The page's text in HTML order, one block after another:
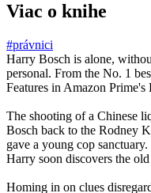
Viac o knihe
#právnici
Harry Bosch is alone,
personal. From the No. 1
Features in Amazon
The shooting of a Chinese
Bosch back to the Rodney
gave a young cop
Harry soon discovers the
Homing in on clues